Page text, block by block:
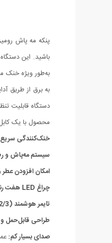
پنکه مه پاش
باشید. این
محصول با یک
خنک‌کنندگی سریع
سیستم مه‌پاش و
امکان افزودن
چراغ LED هفت رنگ:
تایمر هوشمند (1/2/3 ساعت):
طراحی قابل‌حمل
صدای بسیار کم: